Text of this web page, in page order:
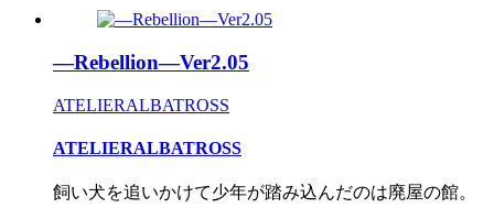
―Rebellion―Ver2.05
ATELIERALBATROSS
ATELIERALBATROSS
飼い犬を追いかけて少年が踏み込んだのは廃屋の館。